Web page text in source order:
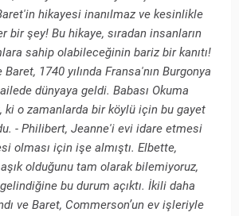
hikayesi inanılmaz ve kesinlikle
bir şey! Bu hikaye, sıradan insanların
sahip olabileceğinin bariz bir kanıtı!
Baret, 1740 yılında Fransa'nın Burgonya
dünyaya geldi. Babası Okuma
ki o zamanlarda bir köylü için bu gayet
- Philibert, Jeanne'i evi idare etmesi
olması için işe almıştı. Elbette,
olduğunu tam olarak bilemiyoruz,
bu durum açıktı. İkili daha
ve Baret, Commerson’un ev işleriyle